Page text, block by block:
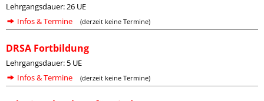
Lehrgangsdauer: 26 UE
Infos & Termine
(derzeit keine Termine)
DRSA Fortbildung
Lehrgangsdauer: 5 UE
Infos & Termine
(derzeit keine Termine)